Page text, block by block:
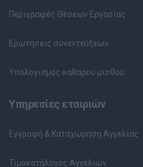
Περιγραφές Θέσεων Εργασίας
Ερωτήσεις συνεντεύξεων
Υπολογισμός καθαρού μισθού
Υπηρεσίες εταιριών
Εγγραφή & Καταχώρηση Αγγελίας
Τιμοκατάλογος Αγγελιών